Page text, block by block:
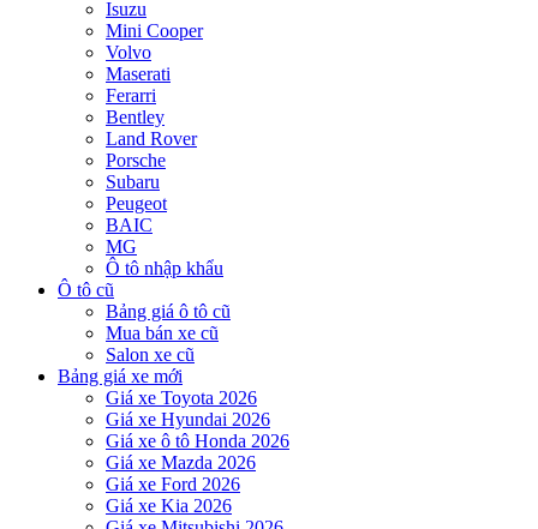
Isuzu
Mini Cooper
Volvo
Maserati
Ferarri
Bentley
Land Rover
Porsche
Subaru
Peugeot
BAIC
MG
Ô tô nhập khẩu
Ô tô cũ
Bảng giá ô tô cũ
Mua bán xe cũ
Salon xe cũ
Bảng giá xe mới
Giá xe Toyota 2026
Giá xe Hyundai 2026
Giá xe ô tô Honda 2026
Giá xe Mazda 2026
Giá xe Ford 2026
Giá xe Kia 2026